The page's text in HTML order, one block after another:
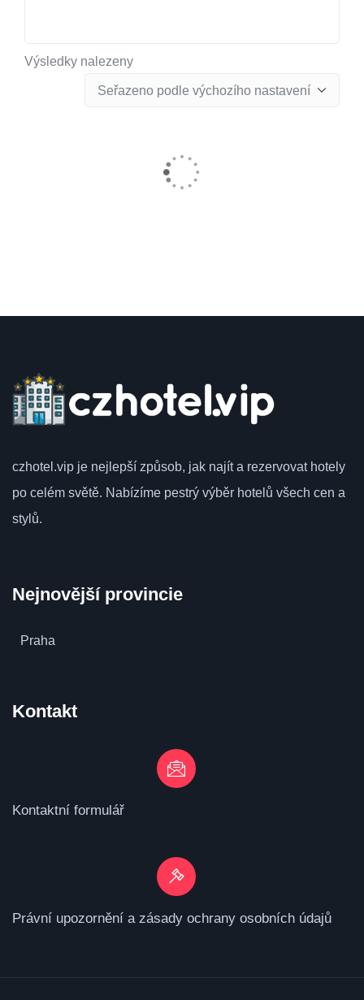
Výsledky nalezeny
czhotel.vip je nejlepší způsob, jak najít a rezervovat hotely
po celém světě. Nabízíme pestrý výběr hotelů všech cen a
stylů.
Nejnovější provincie
Praha
Kontakt
Kontaktní formulář
Právní upozornění a zásady ochrany osobních údajů